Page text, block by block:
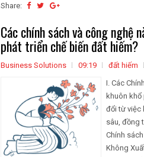
Share:
Các chính sách và công nghệ
phát triển chế biến đất hiếm?
Business Solutions 09:19 đất hiếm
I. Các
khuôn khổ
đổi từ việc
sâu, đồng
Chính
Không